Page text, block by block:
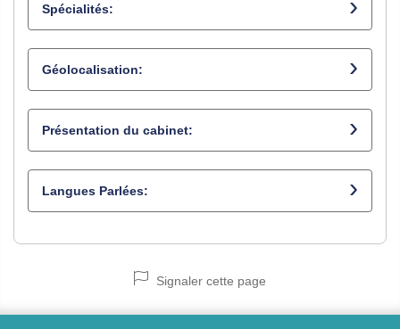
Spécialités:
Opticien
Géolocalisation:
Présentation du cabinet:
Langues Parlées:
Signaler cette page